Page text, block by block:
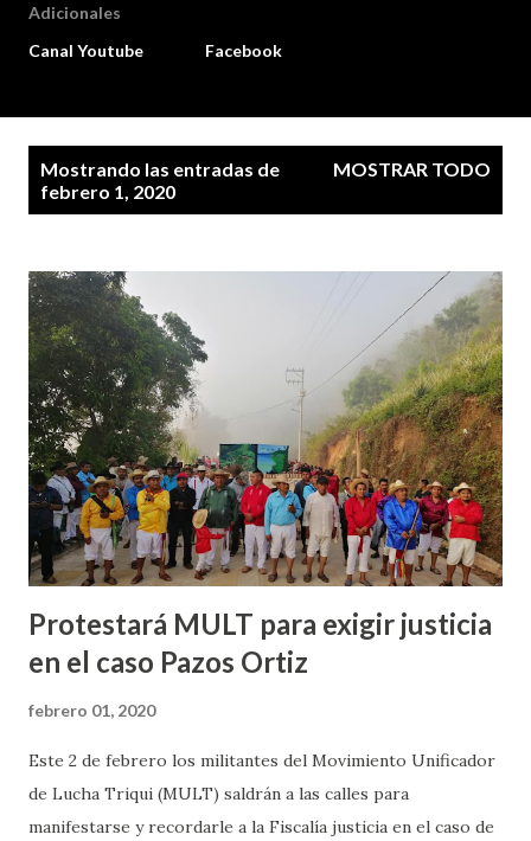
Adicionales
Canal Youtube
Facebook
Mostrando las entradas de
febrero 1, 2020
MOSTRAR TODO
Protestará MULT para exigir justicia
en el caso Pazos Ortiz
febrero 01, 2020
Este 2 de febrero los militantes del Movimiento Unificador
de Lucha Triqui (MULT) saldrán a las calles para
manifestarse y recordarle a la Fiscalía justicia en el caso de